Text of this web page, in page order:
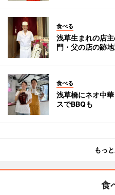
食べる
浅草生まれの店
門・父の店の跡
食べる
浅草橋にネオ中
スでBBQも
もっ
食